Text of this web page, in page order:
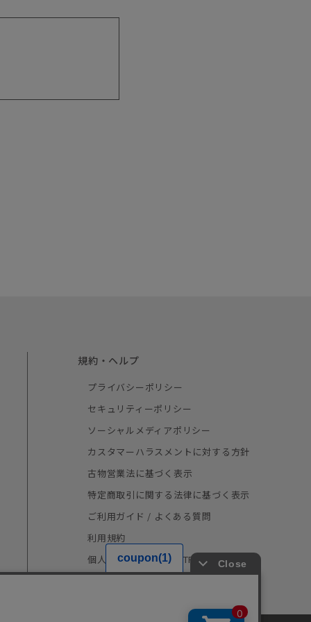
規約・ヘルプ
プライバシーポリシー
セキュリティーポリシー
ソーシャルメディアポリシー
カスタマーハラスメントに対する方針
古物営業法に基づく表示
特定商取引に関する法律に基づく表示
ご利用ガイド / よくある質問
利用規約
個人情報の取り扱い（TRUSTe）